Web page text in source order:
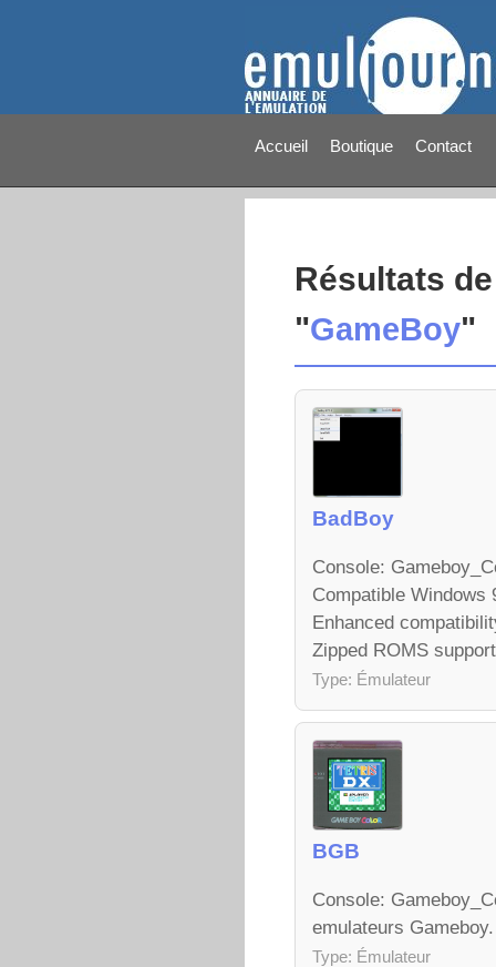
Accueil Boutique Contact
Résultats
"GameBoy"
BadBoy
Console:
Compatible Windows
Enhanced
Zipped ROMS
Type: Émulateur
BGB
Console:
emulateurs
Type: Émulateur